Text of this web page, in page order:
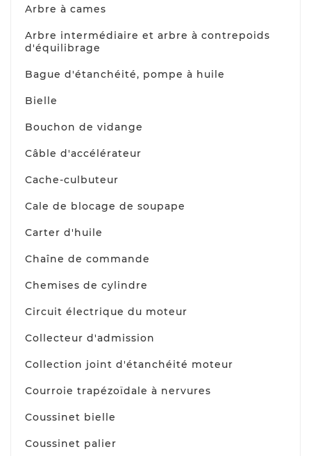
Arbre à cames
Arbre intermédiaire et arbre à contrepoids
d'équilibrage
Bague d'étanchéité, pompe à huile
Bielle
Bouchon de vidange
Câble d'accélérateur
Cache-culbuteur
Cale de blocage de soupape
Carter d'huile
Chaîne de commande
Chemises de cylindre
Circuit électrique du moteur
Collecteur d'admission
Collection joint d'étanchéité moteur
Courroie trapézoïdale à nervures
Coussinet bielle
Coussinet palier